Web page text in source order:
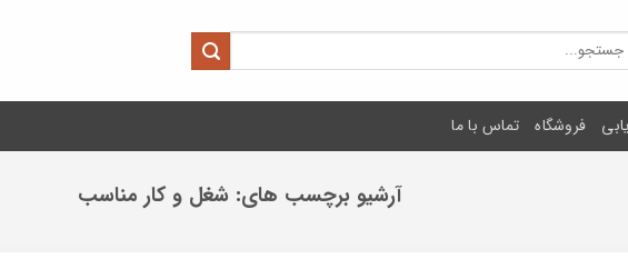
جستجو
فروشگاه تماس با ما
آرشیو برچسب های: شغل و کار مناسب